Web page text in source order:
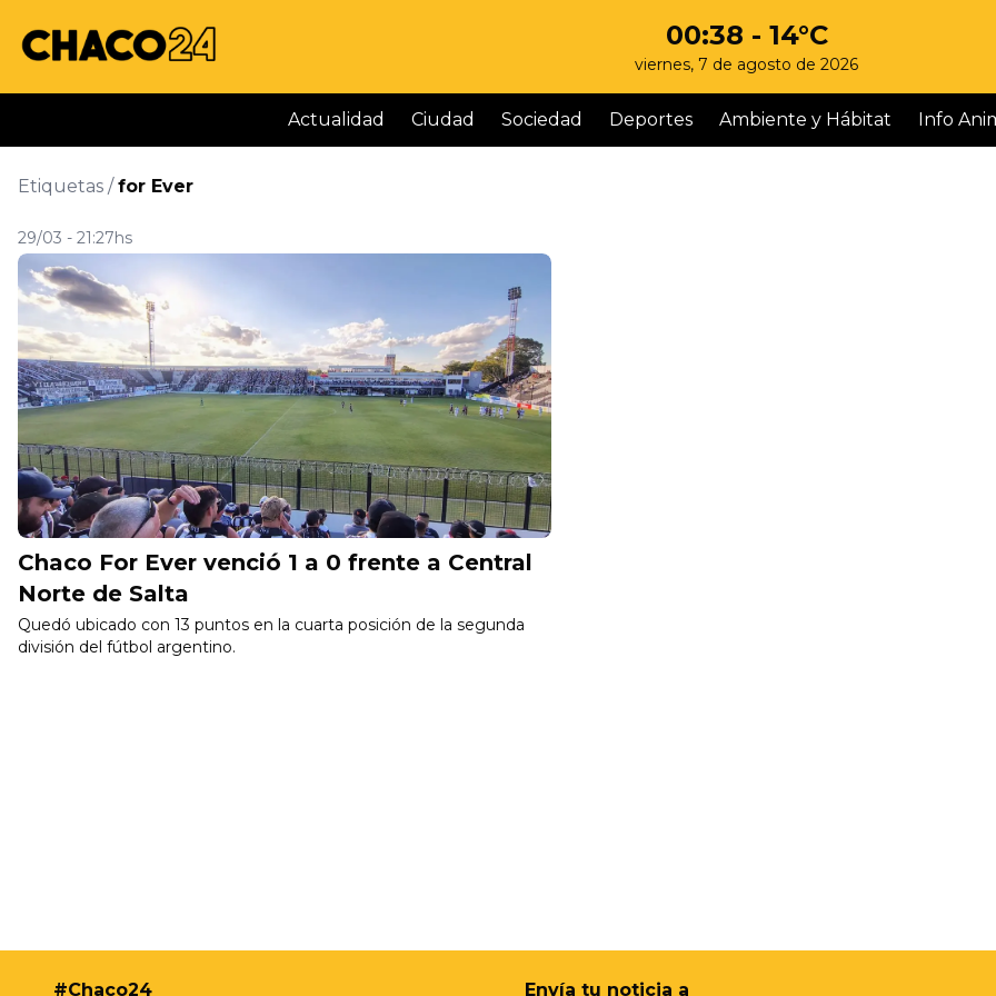
00:38 - 14°C
viernes, 7 de agosto de 2026
Actualidad Ciudad Sociedad Deportes Ambiente y Hábitat Info
Etiquetas /for Ever
29/03 - 21:27hs
Chaco For Ever venció 1 a 0 frente a Central
Norte de Salta
Quedó ubicado con 13 puntos en la cuarta posición de la segunda
división del fútbol argentino.
#Chaco24 Envía tu noticia a